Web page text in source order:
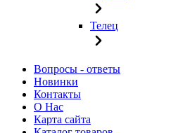
Телец
Вопросы - ответы
Новинки
Контакты
О Нас
Карта сайта